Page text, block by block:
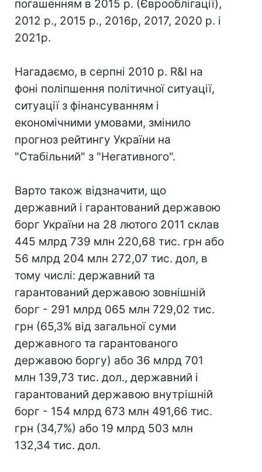
погашенням в 2015 р. (Єврооблігації),
2012 р., 2015 р., 2016р, 2017, 2020 р. і
2021р.
Нагадаємо, в серпні 2010 р. R&I на
фоні поліпшення політичної ситуації,
ситуації з фінансуванням і
економічними умовами, змінило
прогноз рейтингу України на
"Стабільний" з "Негативного".
Варто також відзначити, що
державний і гарантований державою
борг України на 28 лютого 2011 склав
445 млрд 739 млн 220,68 тис. грн або
56 млрд 204 млн 272,07 тис. дол, в
тому числі: державний та
гарантований державою зовнішній
борг - 291 млрд 065 млн 729,02 тис.
грн (65,3% від загальної суми
державного та гарантованого
державою боргу) або 36 млрд 701
млн 139,73 тис. дол., державний і
гарантований державою внутрішній
борг - 154 млрд 673 млн 491,66 тис.
грн (34,7%) або 19 млрд 503 млн
132,34 тис. дол.